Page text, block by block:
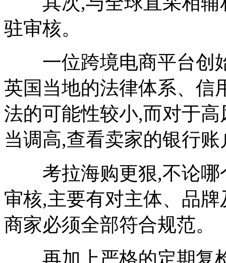
驻审核。
一位跨境电商平台创
英国当地的法律体系、信
法的可能性较小,而对于
当调高,查看卖家的银行
考拉海购更狠,不论哪
审核,主要有对主体、品
商家必须全部符合规范。
再加上严格的定期复